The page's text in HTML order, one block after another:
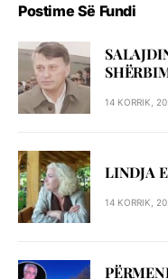
Postime Së Fundi
14 KORRIK,
LINDJA
14 KORRIK,